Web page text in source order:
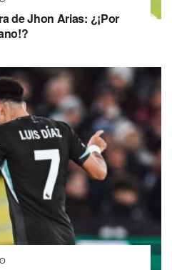
de Jhon Arias: ¿¡Por